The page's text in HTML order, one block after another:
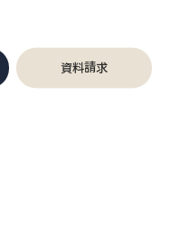
資料請求